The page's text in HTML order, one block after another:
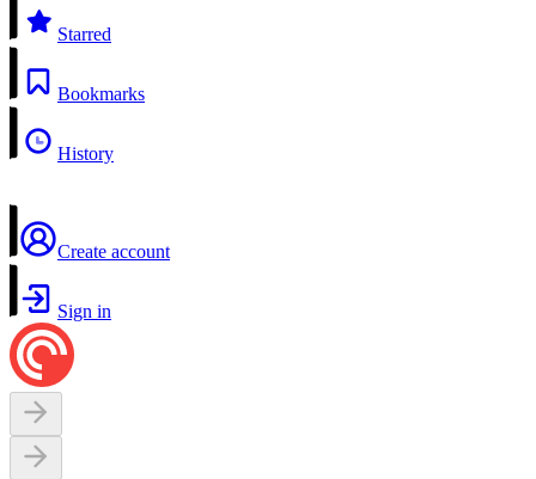
Starred
Bookmarks
History
Create account
Sign in